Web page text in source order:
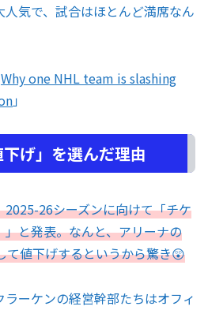
気で、試合はほとんど満席なん
Why one NHL team is slashing
」
げ」を選んだ理由
26シーズンに向けて「チケ
と発表。なんと、アリーナの
て値下げするというから驚き😲
ーケンの経営幹部たちはオフィ